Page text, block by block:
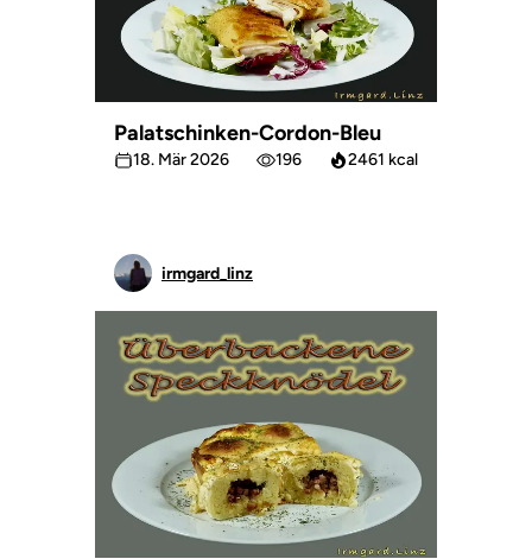
Palatschinken-Cordon-Bleu
18. Mär 2026 196 2461 kcal
irmgard_linz